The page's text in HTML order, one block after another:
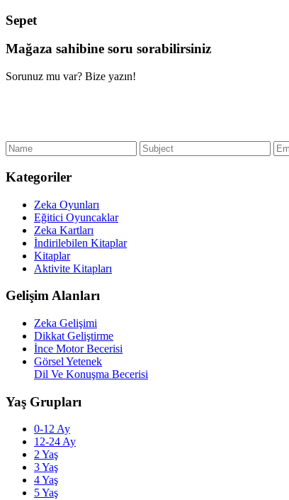
Sepet
Mağaza sahibine soru sorabilirsiniz
Sorunuz mu var? Bize yazın!
Kategoriler
Zeka Oyunları
Eğitici Oyuncaklar
Zeka Kartları
İndirilebilen Kitaplar
Kitaplar
Aktivite Kitapları
Gelişim Alanları
Zeka Gelişimi
Dikkat Geliştirme
İnce Motor Becerisi
Görsel Yetenek
Dil Ve Konuşma Becerisi
Yaş Grupları
0-12 Ay
12-24 Ay
2 Yaş
3 Yaş
4 Yaş
5 Yaş